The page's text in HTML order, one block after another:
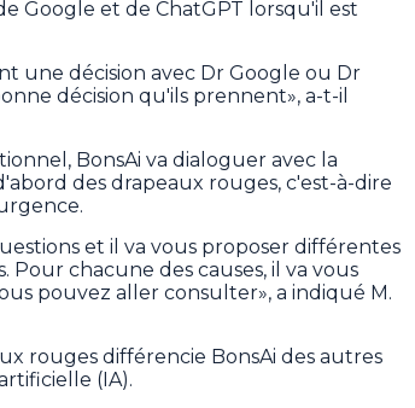
Google et de ChatGPT lorsqu'il est
une décision avec Dr Google ou Dr
décision qu'ils prennent», a-t-il
BonsAi va dialoguer avec la
des drapeaux rouges, c'est-à-dire
et il va vous proposer différentes
Pour chacune des causes, il va vous
pouvez aller consulter», a indiqué M.
rouges différencie BonsAi des autres
(IA).